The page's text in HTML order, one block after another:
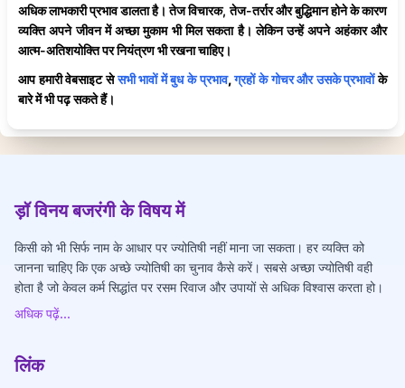
अधिक लाभकारी प्रभाव डालता है। तेज विचारक, तेज-तर्रार और बुद्धिमान होने के कारण
व्यक्ति अपने जीवन में अच्छा मुकाम भी मिल सकता है। लेकिन उन्हें अपने अहंकार और
आत्म-अतिशयोक्ति पर नियंत्रण भी रखना चाहिए।
आप हमारी वेबसाइट सेसभी भावों में बुध के प्रभाव,ग्रहों के गोचर और उसके प्रभावोंके
बारे में भी पढ़ सकते हैं।
ड़ॉ विनय बजरंगी के विषय में
किसी को भी सिर्फ नाम के आधार पर ज्योतिषी नहीं माना जा सकता। हर व्यक्ति को
जानना चाहिए कि एक अच्छे ज्योतिषी का चुनाव कैसे करें। सबसे अच्छा ज्योतिषी वही
होता है जो केवल कर्म सिद्धांत पर रसम रिवाज और उपायों से अधिक विश्वास करता हो।
अधिक पढ़ें...
लिंक